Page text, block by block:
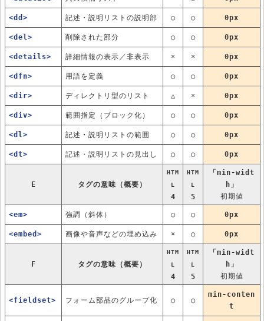
<dd> 記述・説明リストの説明部 ○ ○ 0px
<del> 削除された部分 ○ ○ 0px
<details> 詳細情報の表示／非表示 × × 0px
<dfn> 用語を定義 ○ ○ 0px
<dir> ディレクトリ型のリスト △ × 0px
<div> 範囲指定（ブロック化） ○ ○ 0px
<dl> 記述・説明リストの範囲 ○ ○ 0px
<dt> 記述・説明リストの見出し ○ ○ 0px
E タグの意味（概要）
HTM
L
4
HTM
L
5
「min-widt
h」
初期値
<em> 強調（斜体） ○ ○ 0px
<embed> 画像や音声などの埋め込み × ○ 0px
F タグの意味（概要）
HTM
L
4
HTM
L
5
「min-widt
h」
初期値
<fieldset> フォーム部品のグループ化 ○ ○
min-conten
t